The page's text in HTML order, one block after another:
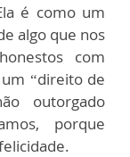
é como um
algo que nos
com
“direito de
outorgado
porque